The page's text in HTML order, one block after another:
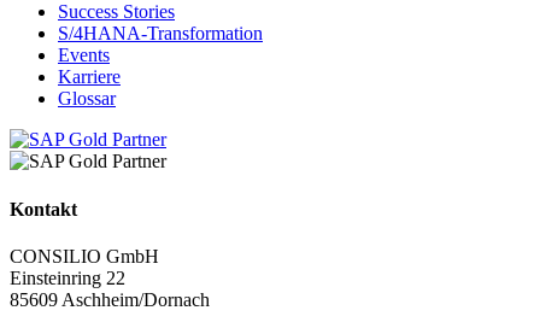
Success Stories
S/4HANA-Transformation
Events
Karriere
Glossar
Kontakt
CONSILIO GmbH
Einsteinring 22
85609 Aschheim/Dornach